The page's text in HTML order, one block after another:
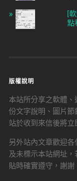
[
點
版權說明
本站所分享之軟體
份文字說明、圖片
站於收到來信後將立
另外站內文章歡迎
及未標示本站網址
貼時確實遵守，謝謝